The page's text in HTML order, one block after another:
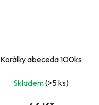
Korálky abeceda 100ks
Skladem(>5 ks)